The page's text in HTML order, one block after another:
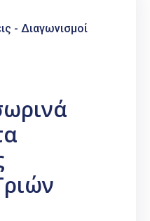
- Διαγωνισμοί